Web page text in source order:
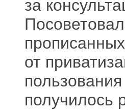
за
от
получилось